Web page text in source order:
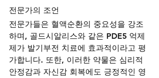
전문가의 조언
전문가들은 혈액순환의 중요성을 강조
하며, 골드시알리스와 같은 PDE5 억제
제가 발기부전 치료에 효과적이라고 평
가합니다. 또한, 이러한 약물은 심리적
안정감과 자신감 회복에도 긍정적인 영